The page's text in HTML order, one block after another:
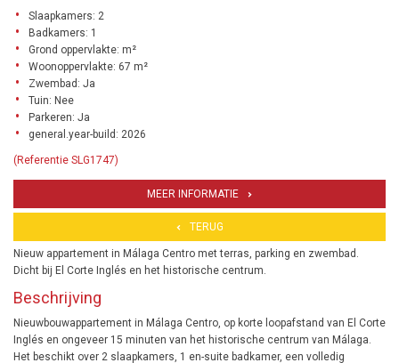
Slaapkamers: 2
Badkamers: 1
Grond oppervlakte: m²
Woonoppervlakte: 67 m²
Zwembad: Ja
Tuin: Nee
Parkeren: Ja
general.year-build: 2026
(Referentie SLG1747)
MEER INFORMATIE
TERUG
Nieuw appartement in Málaga Centro met terras, parking en zwembad.
Dicht bij El Corte Inglés en het historische centrum.
Beschrijving
Nieuwbouwappartement in Málaga Centro, op korte loopafstand van El Corte
Inglés en ongeveer 15 minuten van het historische centrum van Málaga.
Het beschikt over 2 slaapkamers, 1 en-suite badkamer, een volledig